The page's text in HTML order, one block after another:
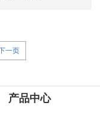
一页
产品中心